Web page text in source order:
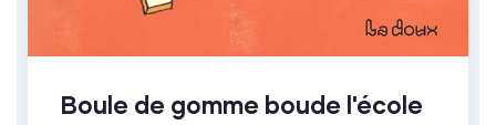
Boule de gomme boude l'école